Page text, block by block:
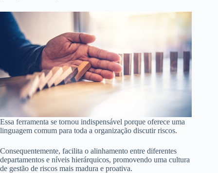
Essa ferramenta se tornou indispensável porque oferece uma
linguagem comum para toda a organização discutir riscos.
Consequentemente, facilita o alinhamento entre diferentes
departamentos e níveis hierárquicos, promovendo uma cultura
de gestão de riscos mais madura e proativa.